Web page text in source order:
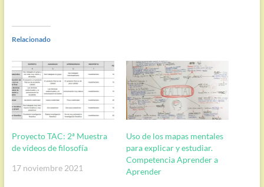
Relacionado
Proyecto TAC: 2ª Muestra
de vídeos de filosofía
17 noviembre 2021
Uso de los mapas mentales
para explicar y estudiar.
Competencia Aprender a
Aprender